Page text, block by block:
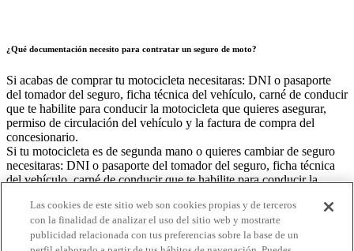
¿Qué documentación necesito para contratar un seguro de moto?
Si acabas de comprar tu motocicleta necesitaras: DNI o pasaporte
del tomador del seguro, ficha técnica del vehículo, carné de conducir
que te habilite para conducir la motocicleta que quieres asegurar,
permiso de circulación del vehículo y la factura de compra del
concesionario.
Si tu motocicleta es de segunda mano o quieres cambiar de seguro
necesitaras: DNI o pasaporte del tomador del seguro, ficha técnica
del vehículo, carné de conducir que te habilite para conducir la
vehículo, avisar a tu compañía actual con 1 mes de antelación a la
fecha de renovación del seguro, una copia de tu póliza anterior o del
último recibo de ésta y el certificado de siniestralidad: este
Las cookies de este sitio web son cookies propias y de terceros
con la finalidad de analizar el uso del sitio web y mostrarte
publicidad relacionada con tus preferencias sobre la base de un